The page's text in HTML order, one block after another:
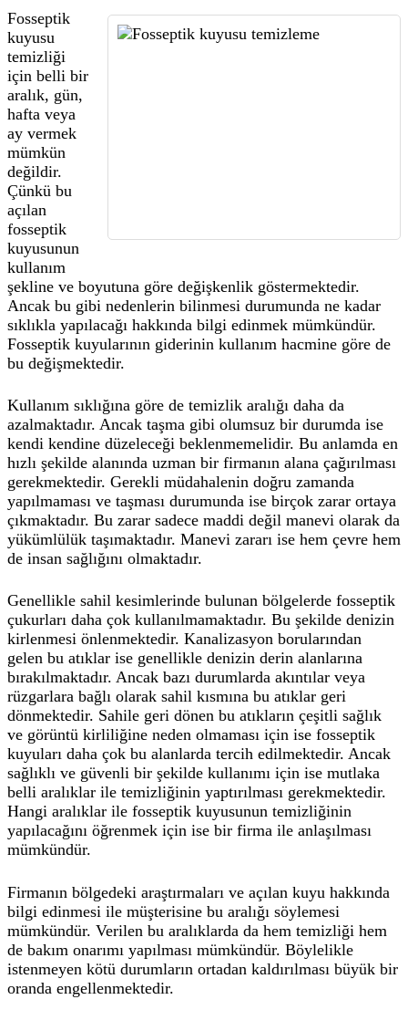
Fosseptik
kuyusu
temizliği
için belli bir
aralık, gün,
hafta veya
ay vermek
mümkün
değildir.
Çünkü bu
açılan
fosseptik
kuyusunun
kullanım
şekline ve boyutuna göre değişkenlik göstermektedir.
Ancak bu gibi nedenlerin bilinmesi durumunda ne kadar
sıklıkla yapılacağı hakkında bilgi edinmek mümkündür.
Fosseptik kuyularının giderinin kullanım hacmine göre de
bu değişmektedir.
Kullanım sıklığına göre de temizlik aralığı daha da
azalmaktadır. Ancak taşma gibi olumsuz bir durumda ise
kendi kendine düzeleceği beklenmemelidir. Bu anlamda en
hızlı şekilde alanında uzman bir firmanın alana çağırılması
gerekmektedir. Gerekli müdahalenin doğru zamanda
yapılmaması ve taşması durumunda ise birçok zarar ortaya
çıkmaktadır. Bu zarar sadece maddi değil manevi olarak da
yükümlülük taşımaktadır. Manevi zararı ise hem çevre hem
de insan sağlığını olmaktadır.
Genellikle sahil kesimlerinde bulunan bölgelerde fosseptik
çukurları daha çok kullanılmamaktadır. Bu şekilde denizin
kirlenmesi önlenmektedir. Kanalizasyon borularından
gelen bu atıklar ise genellikle denizin derin alanlarına
bırakılmaktadır. Ancak bazı durumlarda akıntılar veya
rüzgarlara bağlı olarak sahil kısmına bu atıklar geri
dönmektedir. Sahile geri dönen bu atıkların çeşitli sağlık
ve görüntü kirliliğine neden olmaması için ise fosseptik
kuyuları daha çok bu alanlarda tercih edilmektedir. Ancak
sağlıklı ve güvenli bir şekilde kullanımı için ise mutlaka
belli aralıklar ile temizliğinin yaptırılması gerekmektedir.
Hangi aralıklar ile fosseptik kuyusunun temizliğinin
yapılacağını öğrenmek için ise bir firma ile anlaşılması
mümkündür.
Firmanın bölgedeki araştırmaları ve açılan kuyu hakkında
bilgi edinmesi ile müşterisine bu aralığı söylemesi
mümkündür. Verilen bu aralıklarda da hem temizliği hem
de bakım onarımı yapılması mümkündür. Böylelikle
istenmeyen kötü durumların ortadan kaldırılması büyük bir
oranda engellenmektedir.